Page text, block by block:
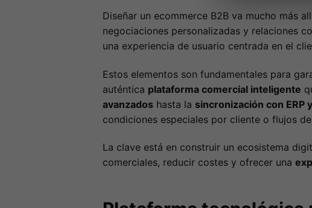
Diseñar un ecommerce B2B va mucho más
negociaciones personalizadas y relaciones
una experiencia de usuario centrada en el
Estos elementos son fundamentales para
auténtica plataforma comercial inteligente
avanzadoshasta la sincronización con ERP
condiciones especiales por cliente o flujos
La clave está en construir un ecosistema
comerciales, reducir costes y ofrecer una